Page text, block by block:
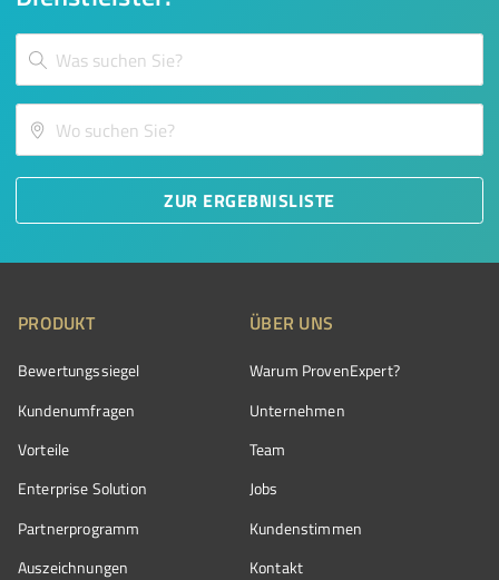
ZUR ERGEBNISLISTE
PRODUKT
Bewertungssiegel
Kundenumfragen
Vorteile
Enterprise Solution
Partnerprogramm
Auszeichnungen
ÜBER UNS
Warum ProvenExpert?
Unternehmen
Team
Jobs
Kundenstimmen
Kontakt